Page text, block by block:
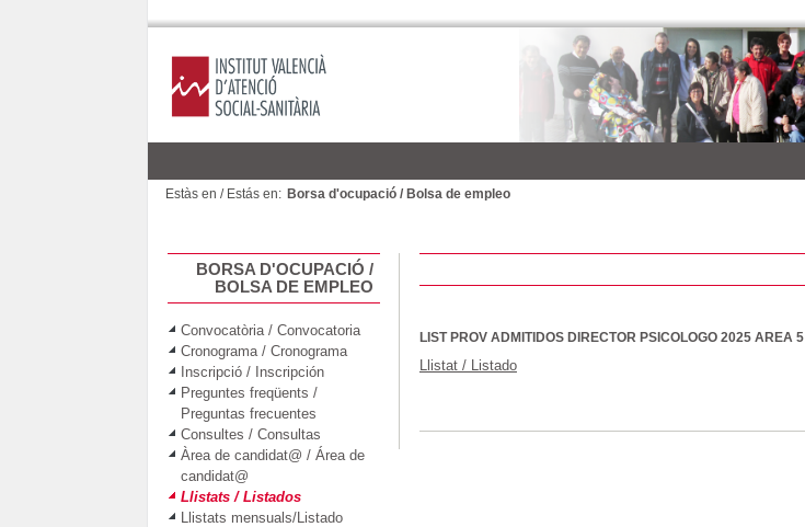
Estàs en / Estás en: Borsa d'ocupació / Bolsa de empleo
BORSA D'OCUPACIÓ /
BOLSA DE EMPLEO
Convocatòria / Convocatoria
Cronograma / Cronograma
Inscripció / Inscripción
Preguntes freqüents /
Preguntas frecuentes
Consultes / Consultas
Àrea de candidat@ / Área de
candidat@
Llistats / Listados
Llistats mensuals/Listado
LIST PROV ADMITIDOS DIRECTOR PSICOLOGO 2025 AREA 5
Llistat / Listado